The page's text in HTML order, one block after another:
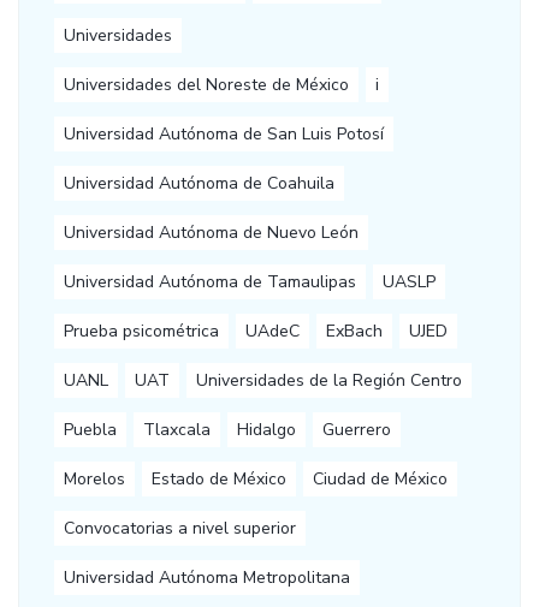
Universidades
Universidades del Noreste de México i
Universidad Autónoma de San Luis Potosí
Universidad Autónoma de Coahuila
Universidad Autónoma de Nuevo León
Universidad Autónoma de Tamaulipas UASLP
Prueba psicométrica UAdeC ExBach UJED
UANL UAT Universidades de la Región Centro
Puebla Tlaxcala Hidalgo Guerrero
Morelos Estado de México Ciudad de México
Convocatorias a nivel superior
Universidad Autónoma Metropolitana